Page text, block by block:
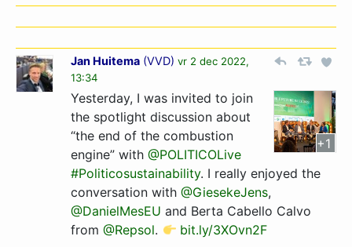
Jan Huitema (VVD) vr 2 dec 2022,
13:34
+1
Yesterday, I was invited to join
the spotlight discussion about
“the end of the combustion
engine” with @POLITICOLive
#Politicosustainability. I really enjoyed the
conversation with @GiesekeJens,
@DanielMesEU and Berta Cabello Calvo
from @Repsol. bit.ly/3XOvn2F